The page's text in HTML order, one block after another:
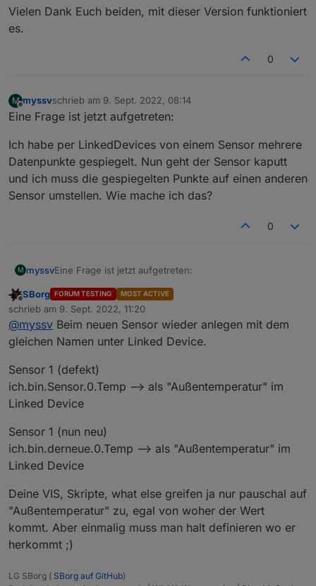
erstellen möchte, dann gibt es da keinen Bereich für
umzustellen, die Option habe ich bei mir nicht:
Was kann ich tun? Alles im Stable Release.
Vielen Dank Euch beiden, mit dieser Version funktioniert
es.
0
M
Offline
myssvschrieb am 9. Sept. 2022, 08:14
zuletzt editiert von
Eine Frage ist jetzt aufgetreten:
Ich habe per LinkedDevices von einem Sensor mehrere
Datenpunkte gespiegelt. Nun geht der Sensor kaputt
und ich muss die gespiegelten Punkte auf einen anderen
Sensor umstellen. Wie mache ich das?
0
M myssvEine Frage ist jetzt aufgetreten:
Ich habe per LinkedDevices von einem Sensor mehrere
Datenpunkte gespiegelt. Nun geht der Sensor kaputt
und ich muss die gespiegelten Punkte auf einen
anderen Sensor umstellen. Wie mache ich das?
Offline
SBorg FORUM TESTING MOST ACTIVE
schrieb am 9. Sept. 2022, 11:20
zuletzt editiert von
@myssv Beim neuen Sensor wieder anlegen mit dem
gleichen Namen unter Linked Device.
Sensor 1 (defekt)
ich.bin.Sensor.0.Temp --> als "Außentemperatur" im
Linked Device
Sensor 1 (nun neu)
ich.bin.derneue.0.Temp --> als "Außentemperatur" im
Linked Device
Deine VIS, Skripte, what else greifen ja nur pauschal auf
"Außentemperatur" zu, egal von woher der Wert
kommt. Aber einmalig muss man halt definieren wo er
herkommt ;)
LG SBorg ( SBorg auf GitHub)